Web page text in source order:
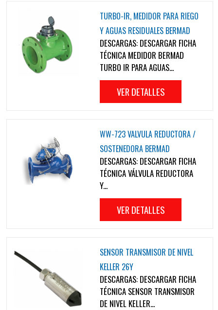
TURBO-IR, MEDIDOR PARA RIEGO
Y AGUAS RESIDUALES BERMAD
DESCARGAS: DESCARGAR FICHA
TÉCNICA MEDIDOR BERMAD
TURBO IR PARA AGUAS...
VER DETALLES
WW-723 VALVULA REDUCTORA /
SOSTENEDORA BERMAD
DESCARGAS: DESCARGAR FICHA
TÉCNICA VÁLVULA REDUCTORA
Y...
VER DETALLES
SENSOR TRANSMISOR DE NIVEL
KELLER 26Y
DESCARGAS: DESCARGAR FICHA
TÉCNICA SENSOR TRANSMISOR
DE NIVEL KELLER...